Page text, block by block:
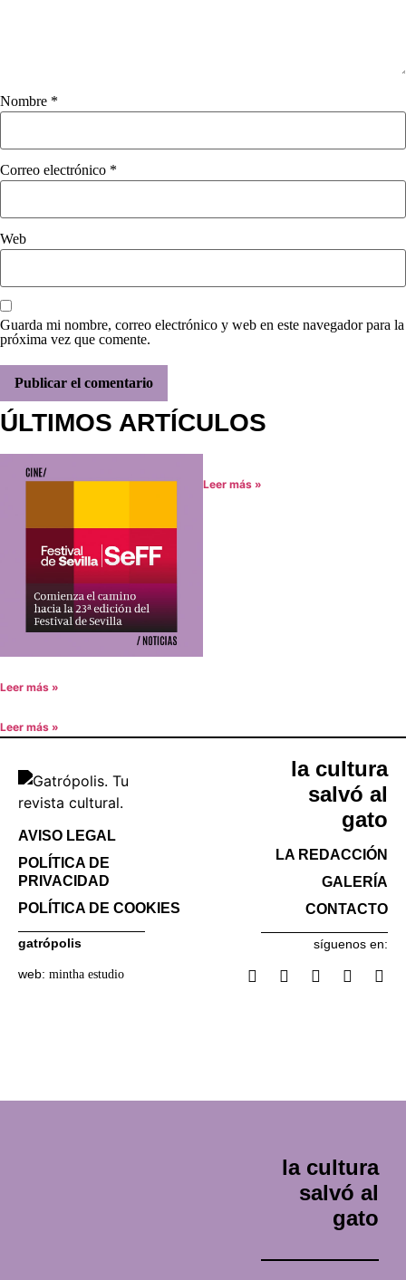
Nombre *
Correo electrónico *
Web
Guarda mi nombre, correo electrónico y web en este navegador para la
próxima vez que comente.
ÚLTIMOS ARTÍCULOS
Leer más »
Leer más »
Leer más »
AVISO LEGAL
POLÍTICA DE
PRIVACIDAD
POLÍTICA DE COOKIES
gatrópolis
web: mintha estudio
la cultura
salvó al
gato
LA REDACCIÓN
GALERÍA
CONTACTO
síguenos en:
la cultura
salvó al
gato